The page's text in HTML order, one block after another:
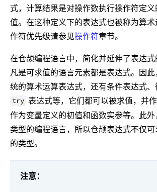
式，计算结果是对操作数执行操作符定
值。在这种定义下的表达式也被称为算
作符优先级请参见操作符章节。
在仓颉编程语言中，简化并延伸了表达
凡是可求值的语言元素都是表达式。因
统的算术运算表达式，还有条件表达式
try 表达式等，它们都可以被求值，并
作为变量定义的初值和函数实参等。此
类型的编程语言，所以仓颉表达式不仅
的类型。
注意：